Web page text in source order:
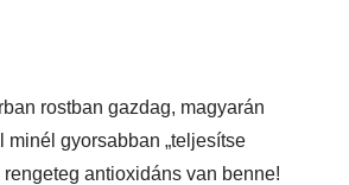
rostban gazdag, magyarán
minél gyorsabban „teljesítse
rengeteg antioxidáns van benne!